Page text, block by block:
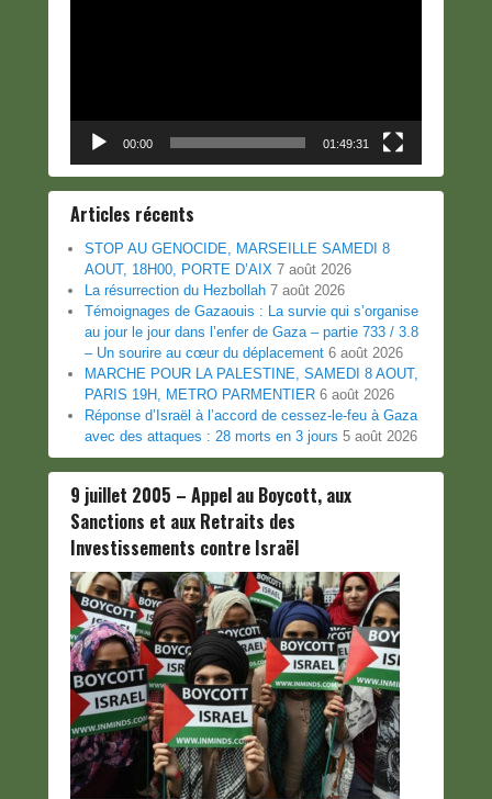
00:00 01:49:31
Articles récents
STOP AU GENOCIDE, MARSEILLE SAMEDI 8
AOUT, 18H00, PORTE D’AIX 7 août 2026
La résurrection du Hezbollah 7 août 2026
Témoignages de Gazaouis : La survie qui s’organise
au jour le jour dans l’enfer de Gaza – partie 733 / 3.8
– Un sourire au cœur du déplacement 6 août 2026
MARCHE POUR LA PALESTINE, SAMEDI 8 AOUT,
PARIS 19H, METRO PARMENTIER 6 août 2026
Réponse d’Israël à l’accord de cessez-le-feu à Gaza
avec des attaques : 28 morts en 3 jours 5 août 2026
9 juillet 2005 – Appel au Boycott, aux
Sanctions et aux Retraits des
Investissements contre Israël